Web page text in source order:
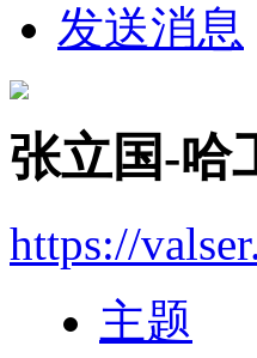
发送消息
张立国-哈
https://
主题